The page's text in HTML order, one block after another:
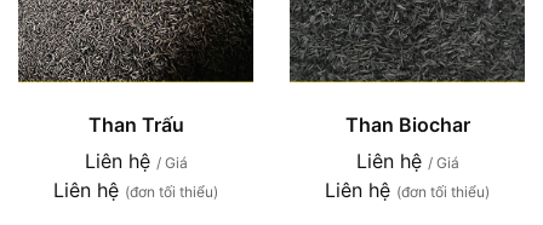
Than Trấu
Liên hệ / Giá
Liên hệ (đơn tối thiểu)
Than Biochar
Liên hệ / Giá
Liên hệ (đơn tối thiểu)